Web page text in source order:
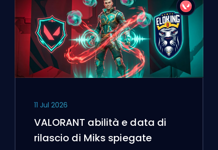
11 Jul 2026
VALORANT abilità e data di
rilascio di Miks spiegate